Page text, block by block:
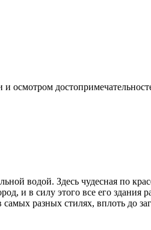
осмотром
водой. Здесь чудесная по
и в силу этого все его здания
разных стилях, вплоть до